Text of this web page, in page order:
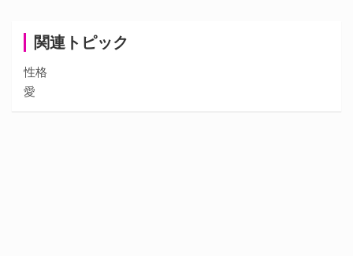
関連トピック
性格
愛